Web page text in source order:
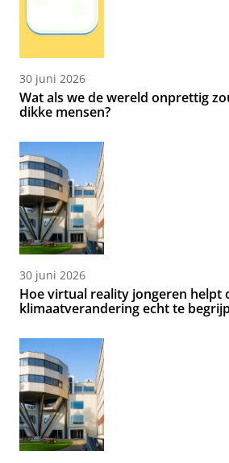
30 juni 2026
Wat als we de wereld onprettig
dikke mensen?
30 juni 2026
Hoe virtual reality jongeren helpt
klimaatverandering echt te